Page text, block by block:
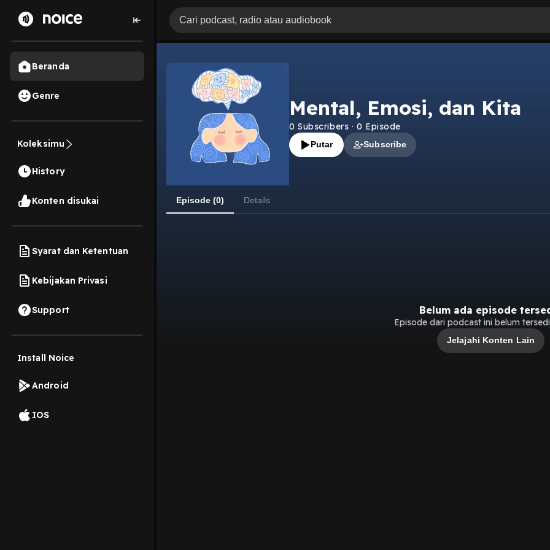
Beranda
Genre
Koleksimu
History
Konten disukai
Syarat dan Ketentuan
Kebijakan Privasi
Support
Install Noice
Android
IOS
Mental, Emosi, dan Kita
0 Subscribers · 0 Episode
Putar Subscribe
Episode (0) Details
Belum ada episode
Episode dari podcast ini belum
Jelajahi Konten Lain